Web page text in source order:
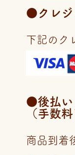
●クレジ
下記のク
●後払い
（手数
商品到着